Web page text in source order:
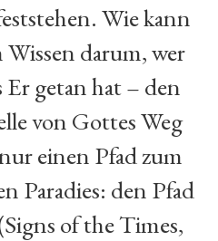
Wie kann
darum, wer
getan hat – den
von Gottes Weg
einen Pfad zum
Paradies: den Pfad
of the Times,